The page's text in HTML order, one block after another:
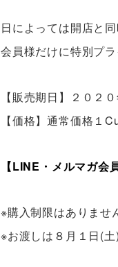
日によっては開店と
会員様だけに特別プ
【販売期日】２０２
【価格】通常価格
【LINE・メルマガ会
※購入制限はありませ
※お渡しは８月１日(